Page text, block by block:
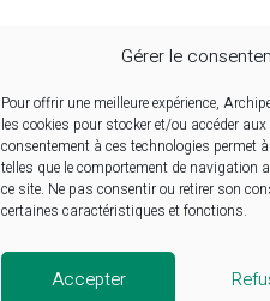
Gérer le
Pour offrir une meilleure expérience,
les cookies pour stocker et/ou accéder
consentement à ces technologies permet
telles que le comportement de
ce site. Ne pas consentir ou retirer son
certaines caractéristiques et fonctions.
Accepter
ALLPLAN
Facebook